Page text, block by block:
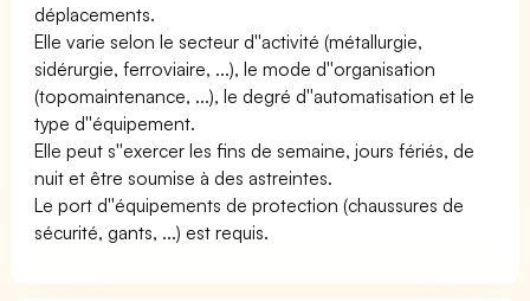
déplacements.
Elle varie selon le secteur d''activité (métallurgie,
sidérurgie, ferroviaire, ...), le mode d''organisation
(topomaintenance, ...), le degré d''automatisation et le
type d''équipement.
Elle peut s''exercer les fins de semaine, jours fériés, de
nuit et être soumise à des astreintes.
Le port d''équipements de protection (chaussures de
sécurité, gants, ...) est requis.